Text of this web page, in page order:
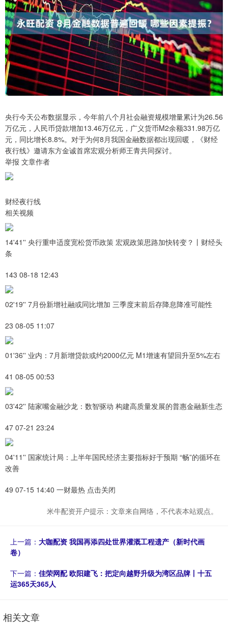
央行今天公布数据显示，今年前八个月社会融资规模增量累计为26.56
万亿元，人民币贷款增加13.46万亿元，广义货币M2余额331.98万亿
元，同比增长8.8%。对于为何8月我国金融数据都出现回暖，《财经
夜行线》邀请东方金诚首席宏观分析师王青共同探讨。
举报 文章作者
财经夜行线
相关视频
14'41'' 央行重申适度宽松货币政策 宏观政策思路加快转变？丨财经头
条
143 08-18 12:43
02'19'' 7月份新增社融或同比增加 三季度末前后存降息降准可能性
23 08-05 11:07
01'36'' 业内：7月新增贷款或约2000亿元 M1增速有望回升至5%左右
41 08-05 00:53
03'42'' 陆家嘴金融沙龙：数智驱动 构建高质量发展的普惠金融新生态
47 07-21 23:24
04'11'' 国家统计局：上半年国民经济主要指标好于预期 “畅”的循环在
改善
49 07-15 14:40 一财最热 点击关闭
米牛配资开户提示：文章来自网络，不代表本站观点。
上一篇： 大咖配资 我国再添四处世界灌溉工程遗产（新时代画
卷）
下一篇： 佳荣网配 欧阳建飞：把定向越野升级为湾区品牌丨十五
运365天365人
相关文章